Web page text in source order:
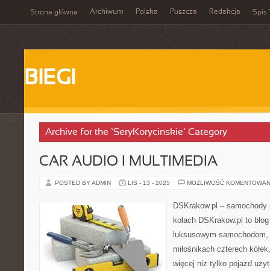
Strona główna Archiwum Polska Puszcza Redakcja Spis
BIEGI
Archive for the ‘SeryKorycinskie’ Category
CAR AUDIO I MULTIMEDIA
POSTED BY ADMIN LIS - 13 - 2025 MOŻLIWOŚĆ
DSKrakow.pl –
kołach DSKrakow.pl to
luksusowym
miłośnikach czterech
więcej niż tylko pojazd